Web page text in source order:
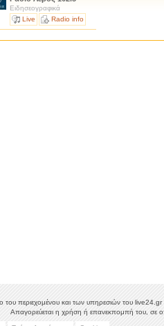
Ειδησεογραφικά
Live
Radio info
του περιεχομένου και των υπηρεσιών του
Απαγορεύεται η χρήση ή επανεκπομπή του, σε